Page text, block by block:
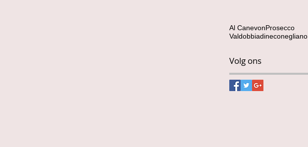
Al CanevonProsecco
Valdobbiadineconegliano
Volg ons